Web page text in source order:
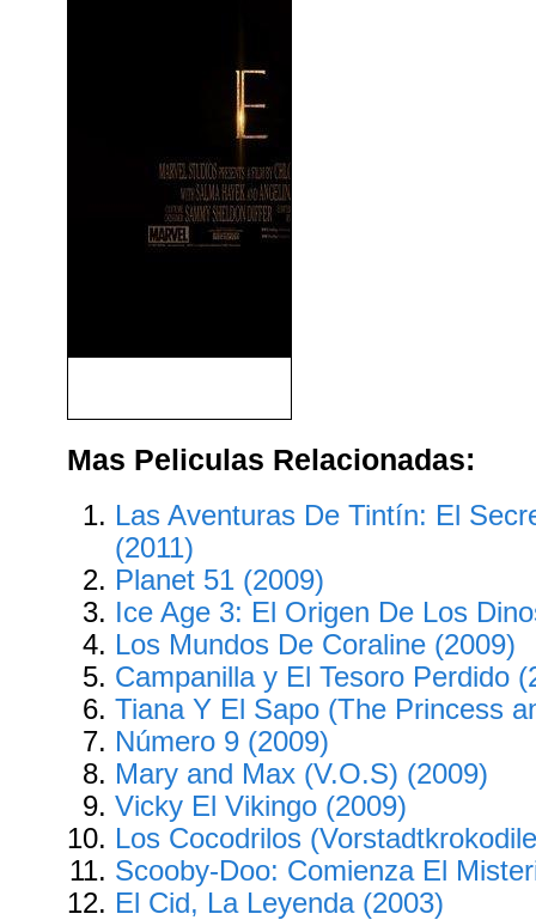
Mas Peliculas Relacionadas:
Las Aventuras De Tintín: El
(2011)
Planet 51 (2009)
Ice Age 3: El Origen De Los
Los Mundos De Coraline (2009)
Campanilla y El Tesoro Perdido
Tiana Y El Sapo (The Princess
Número 9 (2009)
Mary and Max (V.O.S) (2009)
Vicky El Vikingo (2009)
Los Cocodrilos
Scooby-Doo: Comienza El
El Cid, La Leyenda (2003)